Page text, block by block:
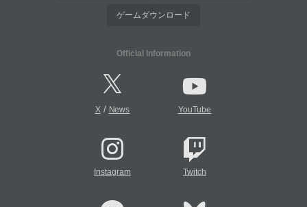
ゲームダウンロード
Official Information
X/ News YouTube
Instagram Twitch